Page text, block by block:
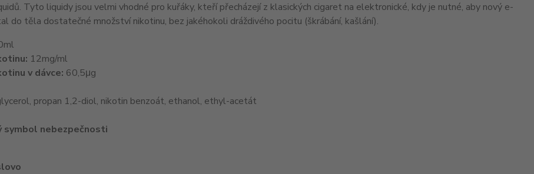
Tyto liquidy jsou velmi vhodné pro kuřáky, kteří přecházejí z klasických cigaret na elektronické, kdy je nutné, aby nový e-
do těla dostatečné množství nikotinu, bez jakéhokoli dráždivého pocitu (škrábání, kašlání).
12mg/ml
v dávce: 60,5μg
propan 1,2-diol, nikotin benzoát, ethanol, ethyl-acetát
symbol nebezpečnosti